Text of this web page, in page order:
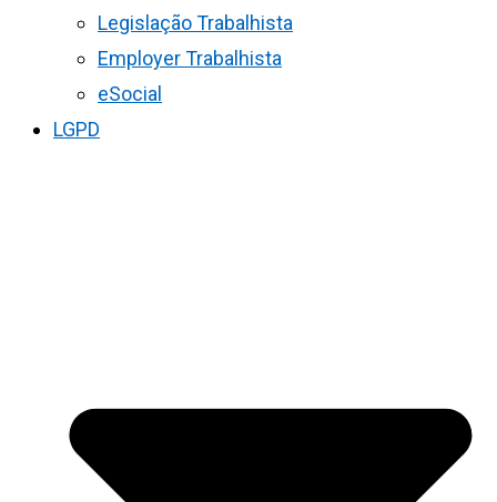
Legislação Trabalhista
Employer Trabalhista
eSocial
LGPD